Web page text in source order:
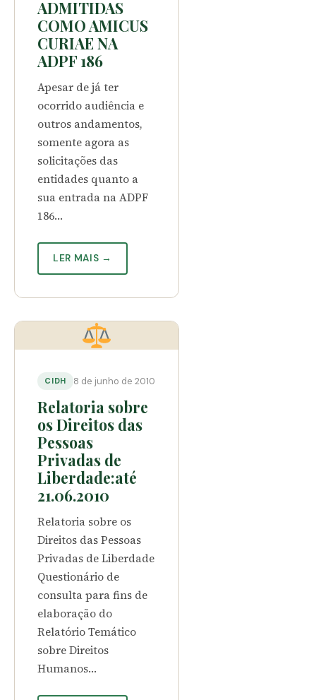
ADMITIDAS
COMO AMICUS
CURIAE NA
ADPF 186
Apesar de já ter
ocorrido audiência e
outros andamentos,
somente agora as
solicitações das
entidades quanto a
sua entrada na ADPF
186…
LER MAIS →
CIDH 8 de junho de 2010
Relatoria sobre
os Direitos das
Pessoas
Privadas de
Liberdade:até
21.06.2010
Relatoria sobre os
Direitos das Pessoas
Privadas de Liberdade
Questionário de
consulta para fins de
elaboração do
Relatório Temático
sobre Direitos
Humanos…